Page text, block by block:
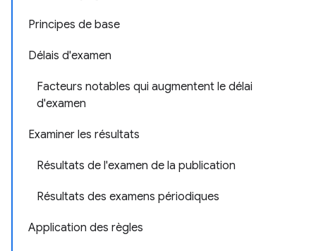
Principes de base
Délais d'examen
Facteurs notables qui augmentent le délai
d'examen
Examiner les résultats
Résultats de l'examen de la publication
Résultats des examens périodiques
Application des règles